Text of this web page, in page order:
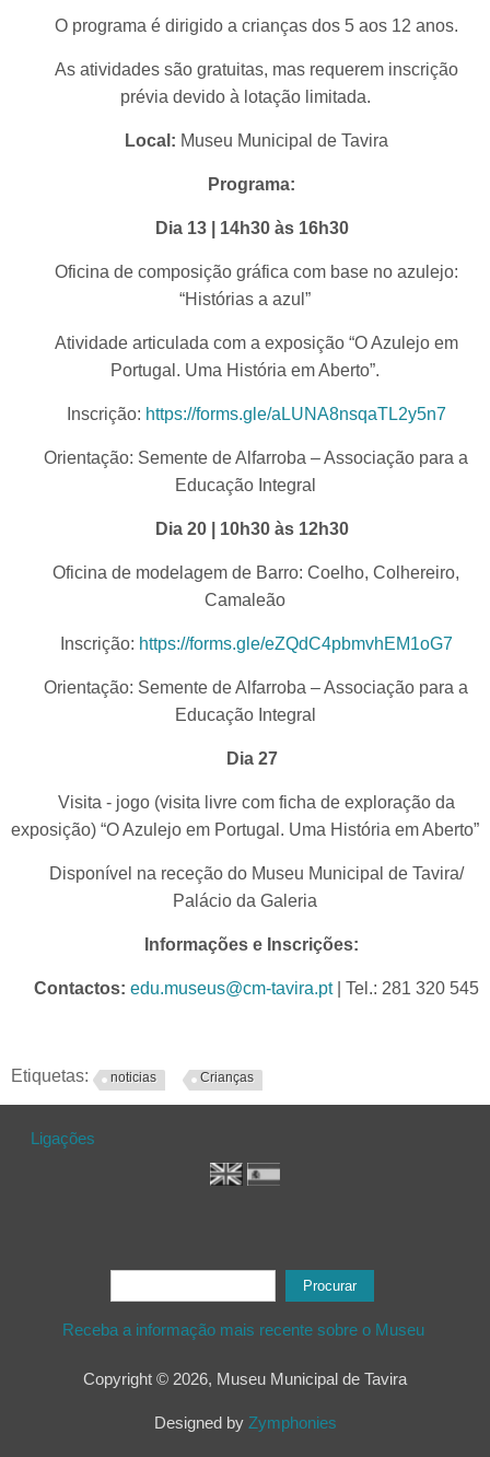
O programa é dirigido a crianças dos 5 aos 12 anos.
As atividades são gratuitas, mas requerem inscrição
prévia devido à lotação limitada.
Local: Museu Municipal de Tavira
Programa:
Dia 13 | 14h30 às 16h30
Oficina de composição gráfica com base no azulejo:
“Histórias a azul”
Atividade articulada com a exposição “O Azulejo em
Portugal. Uma História em Aberto”.
Inscrição: https://forms.gle/aLUNA8nsqaTL2y5n7
Orientação: Semente de Alfarroba – Associação para a
Educação Integral
Dia 20 | 10h30 às 12h30
Oficina de modelagem de Barro: Coelho, Colhereiro,
Camaleão
Inscrição: https://forms.gle/eZQdC4pbmvhEM1oG7
Orientação: Semente de Alfarroba – Associação para a
Educação Integral
Dia 27
Visita - jogo (visita livre com ficha de exploração da
exposição) “O Azulejo em Portugal. Uma História em Aberto”
Disponível na receção do Museu Municipal de Tavira/
Palácio da Galeria
Informações e Inscrições:
Contactos: edu.museus@cm-tavira.pt| Tel.: 281 320 545
Etiquetas: noticias Crianças
Ligações
Formulário de procura
Receba a informação mais recente sobre o Museu
Copyright © 2026, Museu Municipal de Tavira
Designed by Zymphonies